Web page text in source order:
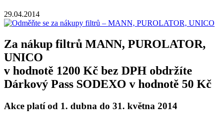
29.04.2014
Za nákup filtrů MANN, PUROLATOR,
UNICO
v hodnotě 1200 Kč bez DPH obdržíte
Dárkový Pass SODEXO v hodnotě 50 Kč
Akce platí od 1. dubna do 31. května 2014